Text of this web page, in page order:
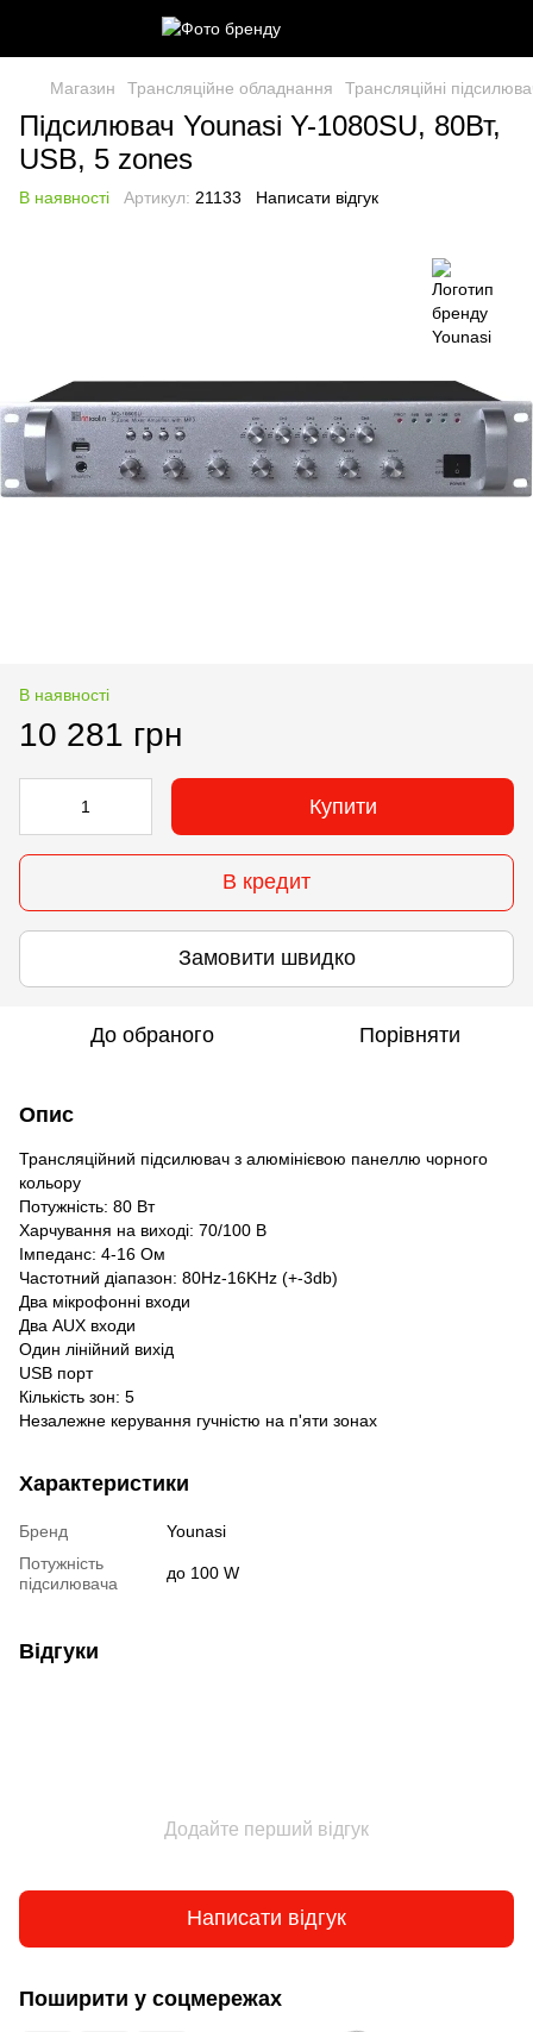
Магазин Трансляційне обладнання Трансляційні
Підсилювач Younasi Y-1080SU, 80Вт,
USB, 5 zones
В наявності Артикул: 21133 Написати відгук
В наявності
10 281 грн
Купити
В кредит
Замовити швидко
До обраного Порівняти
Опис
Трансляційний підсилювач з алюмінієвою панеллю чорного
кольору
Потужність: 80 Вт
Харчування на виході: 70/100 В
Імпеданс: 4-16 Ом
Частотний діапазон: 80Hz-16KHz (+-3db)
Два мікрофонні входи
Два AUX входи
Один лінійний вихід
USB порт
Кількість зон: 5
Незалежне керування гучністю на п'яти зонах
Характеристики
Бренд
Younasi
Потужність
підсилювача
до 100 W
Відгуки
Додайте перший відгук
Написати відгук
Поширити у соцмережах